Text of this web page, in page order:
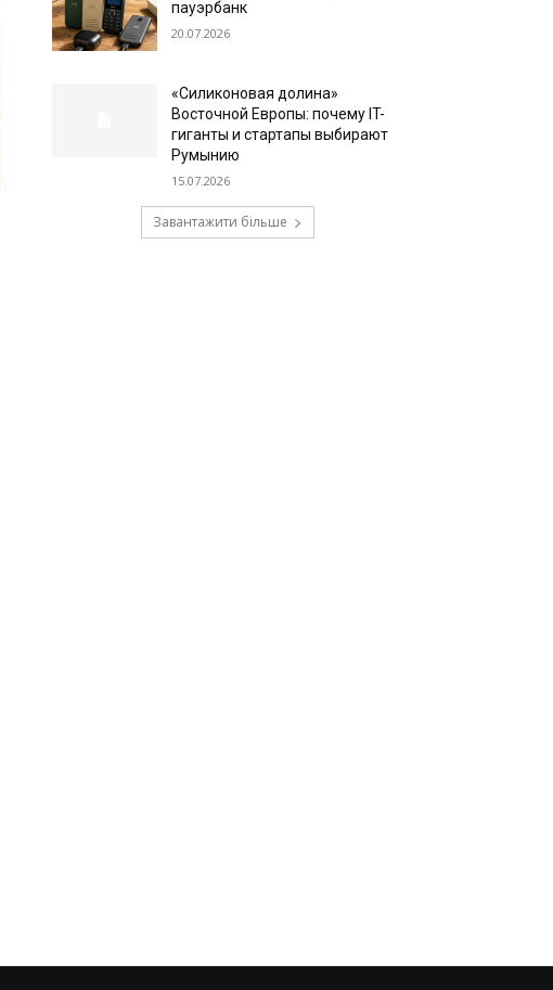
пауэрбанк
20.07.2026
«Силиконовая долина»
Восточной Европы: почему IT-
гиганты и стартапы выбирают
Румынию
15.07.2026
Завантажити більше